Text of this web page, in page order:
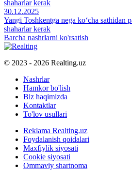
30.12.2025
Yangi Toshkentga nega ko‘cha sathidan
shaharlar kerak
Barcha nashrlarni ko'rsatish
© 2023 - 2026 Realting.uz
Nashrlar
Hamkor bo'lish
Biz haqimizda
Kontaktlar
To'lov usullari
Reklama Realting.uz
Foydalanish qoidalari
Maxfiylik siyosati
Cookie siyosati
Ommaviy shartnoma